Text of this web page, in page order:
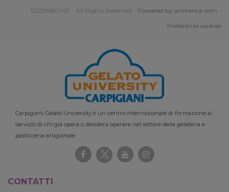
13239980967 - All Rights Reserved - Powered by antherica.com -
Preferenze cookies
Carpigiani Gelato University è un centro internazionale di formazione al
servizio di chi già opera o desidera operare nel settore della gelateria e
pasticceria artigianale.
CONTATTI